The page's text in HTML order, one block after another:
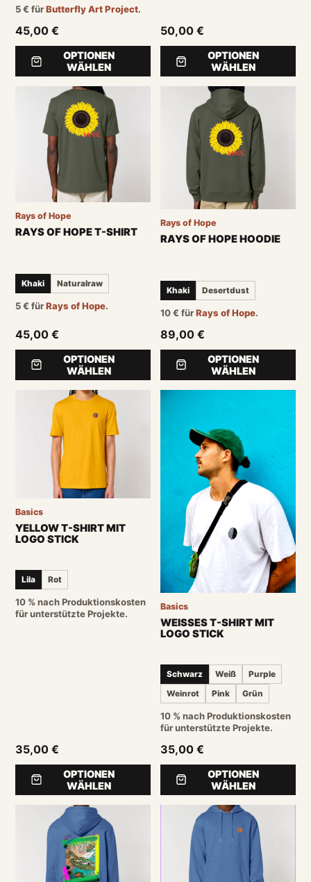
5€für Butterfly Art Project.
45,00 €
OPTIONEN
WÄHLEN
50,00 €
OPTIONEN
WÄHLEN
Rays of Hope
RAYS OF HOPE T-SHIRT
Khaki Naturalraw
5€für Rays of Hope.
45,00 €
OPTIONEN
WÄHLEN
Rays of Hope
RAYS OF HOPE HOODIE
Khaki Desertdust
10€ fürRays of Hope.
89,00 €
OPTIONEN
WÄHLEN
Basics
YELLOW T-SHIRT MIT
LOGO STICK
Lila Rot
10 % nach Produktionskosten
für unterstützte Projekte.
35,00 €
OPTIONEN
WÄHLEN
Basics
WEISSES T-SHIRT MIT L
OGO STICK
Schwarz Weiß
Purple
Weinrot
Pink Grün
10 % nach Produktionskosten
für unterstützte Projekte.
35,00 €
OPTIONEN
WÄHLEN